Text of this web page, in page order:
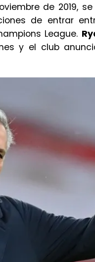
de 2019,
de entrar
League.
y el club